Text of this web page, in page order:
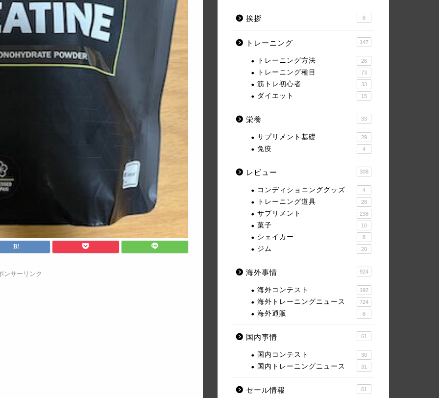
ンサーリンク
挨拶 8
トレーニング 147
トレーニング方法 26
トレーニング種目 73
筋トレ初心者 33
ダイエット 15
栄養 33
サプリメント基礎 29
免疫 4
レビュー 308
コンディショニンググッズ 4
トレーニング道具 28
サプリメント 238
菓子 10
シェイカー 8
ジム 20
海外事情 924
海外コンテスト 192
海外トレーニングニュース 724
海外通販 8
国内事情 61
国内コンテスト 30
国内トレーニングニュース 31
セール情報 61